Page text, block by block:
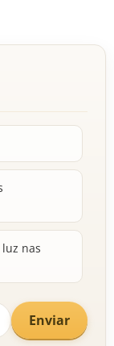
nas
Enviar